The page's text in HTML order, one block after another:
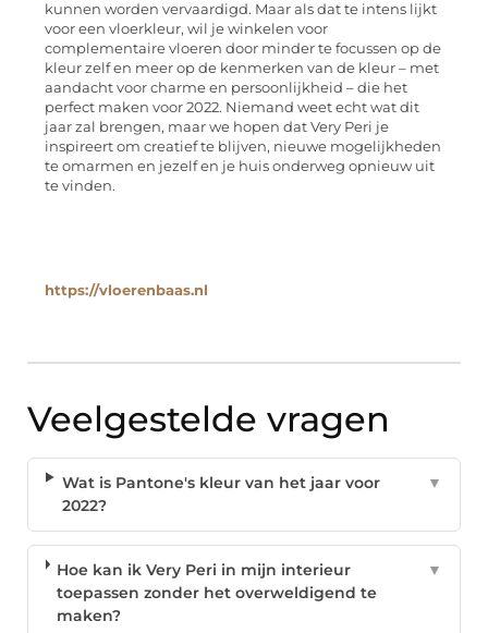
kunnen worden vervaardigd. Maar als dat te intens lijkt
voor een vloerkleur, wil je winkelen voor
complementaire vloeren door minder te focussen op de
kleur zelf en meer op de kenmerken van de kleur – met
aandacht voor charme en persoonlijkheid – die het
perfect maken voor 2022. Niemand weet echt wat dit
jaar zal brengen, maar we hopen dat Very Peri je
inspireert om creatief te blijven, nieuwe mogelijkheden
te omarmen en jezelf en je huis onderweg opnieuw uit
te vinden.
https://vloerenbaas.nl
Veelgestelde vragen
Wat is Pantone's kleur van het jaar voor
2022?
▼
Hoe kan ik Very Peri in mijn interieur
toepassen zonder het overweldigend te
maken?
▼